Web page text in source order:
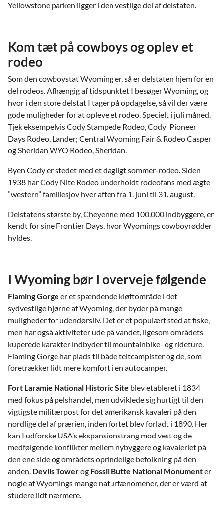
Yellowstone parken ligger i den vestlige del af delstaten.
Kom tæt på cowboys og oplev et
rodeo
Som den cowboystat Wyoming er, så er delstaten hjem for en
del rodeos. Afhængig af tidspunktet I besøger Wyoming, og
hvor i den store delstat I tager på opdagelse, så vil der være
gode muligheder for at opleve et rodeo. Specielt i juli måned.
Tjek eksempelvis Cody Stampede Rodeo, Cody; Pioneer
Days Rodeo, Lander; Central Wyoming Fair & Rodeo Casper
og Sheridan WYO Rodeo, Sheridan.
Byen Cody er stedet med et dagligt sommer-rodeo. Siden
1938 har Cody Nite Rodeo underholdt rodeofans med ægte
”western” familiesjov hver aften fra 1. juni til 31. august.
Delstatens største by, Cheyenne med 100.000 indbyggere, er
kendt for sine Frontier Days, hvor Wyomings cowboyrødder
hyldes.
I Wyoming bør I overveje følgende
Flaming Gorge er et spændende kløftområde i det
sydvestlige hjørne af Wyoming, der byder på mange
muligheder for udendørsliv. Det er et populært sted at fiske,
men har også aktiviteter ude på vandet, ligesom områdets
kuperede karakter indbyder til mountainbike- og rideture.
Flaming Gorge har plads til både teltcampister og de, som
foretrækker lidt mere komfort i en autocamper.
Fort Laramie National Historic Site blev etableret i 1834
med fokus på pelshandel, men udviklede sig hurtigt til den
vigtigste militærpost for det amerikansk kavaleri på den
nordlige del af prærien, inden fortet blev forladt i 1890. Her
kan I udforske USA’s ekspansionstrang mod vest og de
medfølgende konflikter mellem nybyggere og kavaleriet på
den ene side og områdets oprindelige befolkning på den
anden. Devils Towerog Fossil Butte National Monumenter
nogle af Wyomings mange naturfænomener, der er værd at
studere lidt nærmere.